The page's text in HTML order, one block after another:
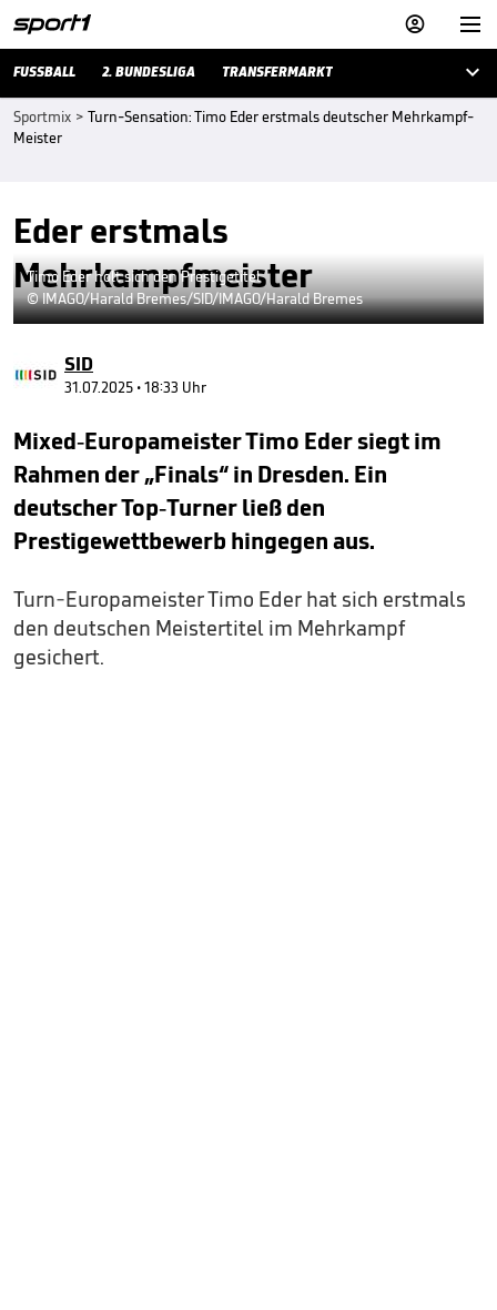


FUSSBALL 2. BUNDESLIGA TRANSFERMARKT 
Sportmix > Turn-Sensation: Timo Eder erstmals deutscher Mehrkampf-
Meister
Eder erstmals
Mehrkampfmeister
Timo Eder holt sich den Prestigetitel
© IMAGO/Harald Bremes/SID/IMAGO/Harald Bremes
SID
31.07.2025 • 18:33 Uhr
Mixed-Europameister Timo Eder siegt im
Rahmen der „Finals“ in Dresden. Ein
deutscher Top-Turner ließ den
Prestigewettbewerb hingegen aus.
Turn-Europameister Timo Eder hat sich erstmals
den deutschen Meistertitel im Mehrkampf
gesichert.